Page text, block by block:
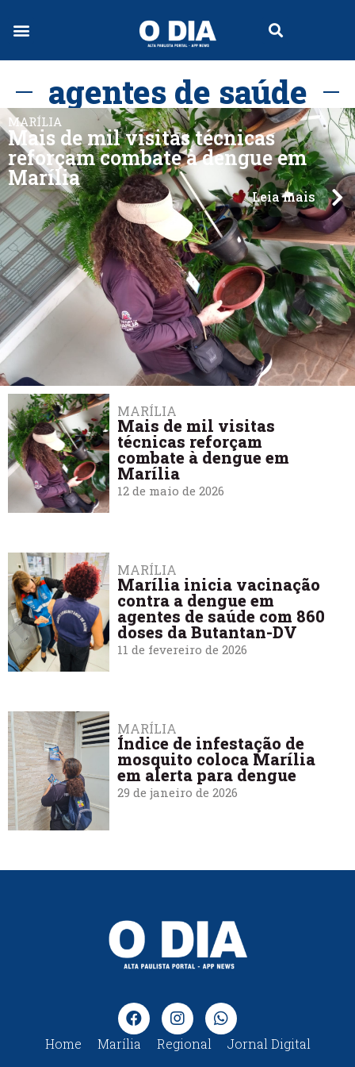
agentes de saúde
MARÍLIA
Mais de mil visitas técnicas
reforçam combate à dengue em
Marília
Leia mais
MARÍLIA
Mais de mil visitas
técnicas reforçam
combate à dengue em
Marília
12 de maio de 2026
MARÍLIA
Marília inicia vacinação
contra a dengue em
agentes de saúde com 860
doses da Butantan-DV
11 de fevereiro de 2026
MARÍLIA
Índice de infestação de
mosquito coloca Marília
em alerta para dengue
29 de janeiro de 2026
Home Marília Regional Jornal Digital